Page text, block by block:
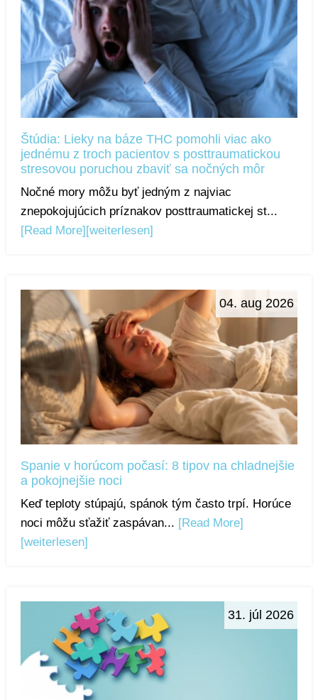
Štúdia: Lieky na báze THC pomohli viac ako
jednému z troch pacientov s posttraumatickou
stresovou poruchou zbaviť sa nočných môr
Nočné mory môžu byť jedným z najviac
znepokojujúcich príznakov posttraumatickej st...
[Read More] [weiterlesen]
04. aug 2026
Spanie v horúcom počasí: 8 tipov na chladnejšie
a pokojnejšie noci
Keď teploty stúpajú, spánok tým často trpí. Horúce
noci môžu sťažiť zaspávan... [Read More]
[weiterlesen]
31. júl 2026